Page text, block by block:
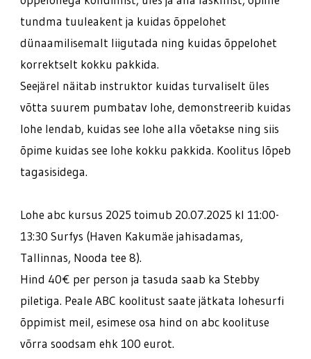
tundma tuuleakent ja kuidas õppelohet
dünaamilisemalt liigutada ning kuidas õppelohet
korrektselt kokku pakkida.
Seejärel näitab instruktor kuidas turvaliselt üles
võtta suurem pumbatav lohe, demonstreerib kuidas
lohe lendab, kuidas see lohe alla võetakse ning siis
õpime kuidas see lohe kokku pakkida. Koolitus lõpeb
tagasisidega.
Lohe abc kursus 2025 toimub 20.07.2025 kl 11:00-
13:30 Surfys (Haven Kakumäe jahisadamas,
Tallinnas, Nooda tee 8).
Hind 40€ per person ja tasuda saab ka Stebby
piletiga. Peale ABC koolitust saate jätkata lohesurfi
õppimist meil, esimese osa hind on abc koolituse
võrra soodsam ehk 100 eurot.